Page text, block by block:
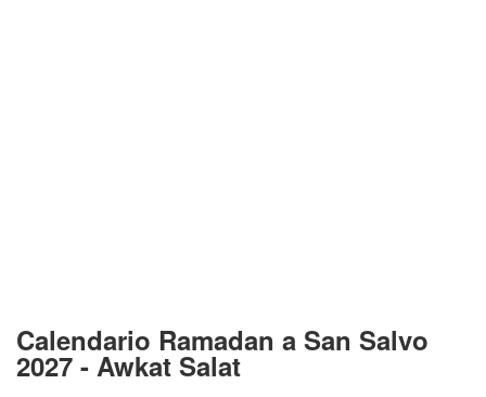
Calendario Ramadan a San Salvo
2027 - Awkat Salat